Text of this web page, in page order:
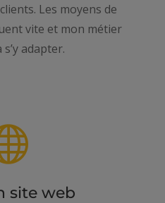
Les moyens de
vite et mon métier
adapter.
site web